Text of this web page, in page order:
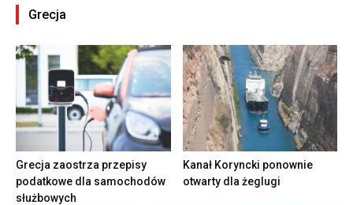
Grecja
Grecja zaostrza przepisy
podatkowe dla samochodów
służbowych
Kanał Koryncki ponownie
otwarty dla żeglugi